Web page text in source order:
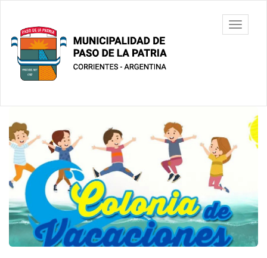
contenido
principal
Municipalidad
de Paso De
La Patria
barra
Contenido
principal